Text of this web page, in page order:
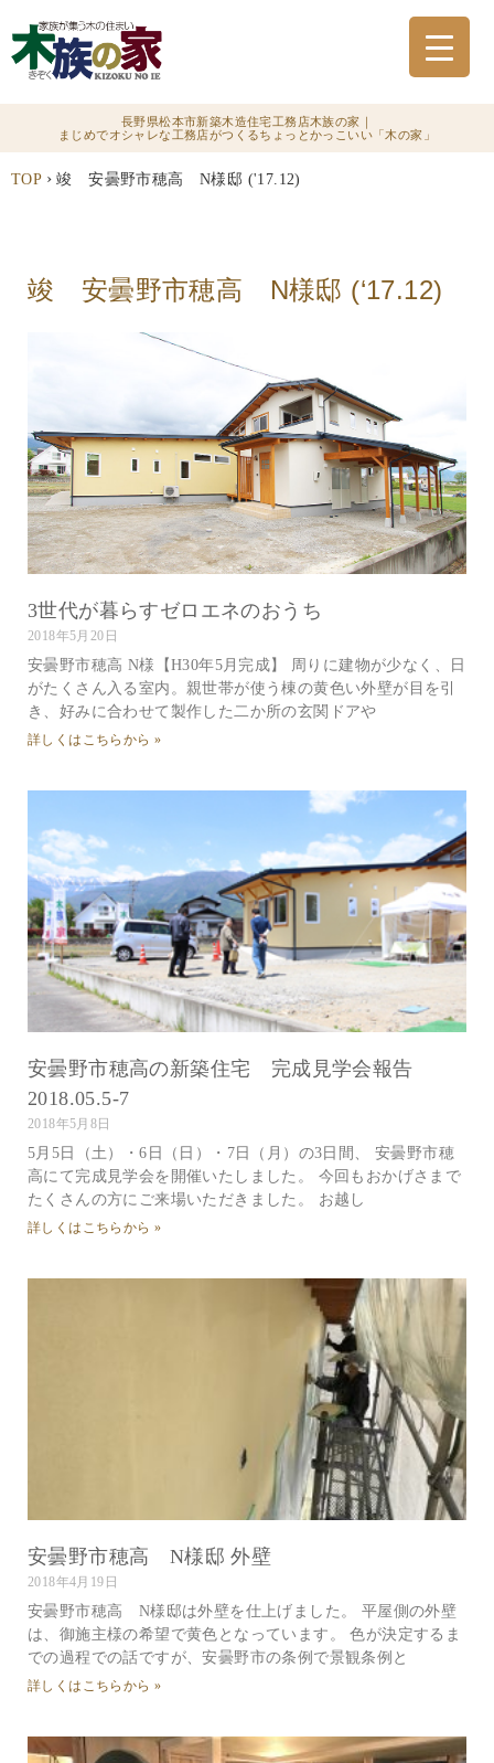
長野県松本市新築木造住宅工務店木族の家｜
まじめでオシャレな工務店がつくるちょっとかっこいい「木の家」
TOP › 竣 安曇野市穂高 N様邸 ('17.12)
竣 安曇野市穂高 N様邸 (‘17.12)
3世代が暮らすゼロエネのおうち
2018年5月20日
安曇野市穂高 N様【H30年5月完成】 周りに建物が少なく、日
がたくさん入る室内。親世帯が使う棟の黄色い外壁が目を引
き、好みに合わせて製作した二か所の玄関ドアや
詳しくはこちらから »
安曇野市穂高の新築住宅 完成見学会報告
2018.05.5-7
2018年5月8日
5月5日（土）・6日（日）・7日（月）の3日間、 安曇野市穂
高にて完成見学会を開催いたしました。 今回もおかげさまで
たくさんの方にご来場いただきました。 お越し
詳しくはこちらから »
安曇野市穂高 N様邸 外壁
2018年4月19日
安曇野市穂高 N様邸は外壁を仕上げました。 平屋側の外壁
は、御施主様の希望で黄色となっています。 色が決定するま
での過程での話ですが、安曇野市の条例で景観条例と
詳しくはこちらから »